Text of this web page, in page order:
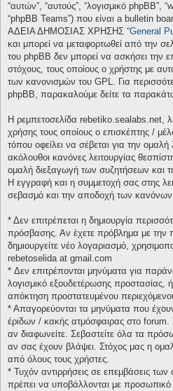
“αυτών”, “αυτούς”, “λογισμικό phpBB”,
“phpBB Teams”) που είναι a bulletin
ΑΔΕΙΑ ΔΗΜΟΣΙΑΣ ΧΡΗΣΗΣ “General
και μπορεί να μεταφορτωθεί από την
του phpBB δεν μπορεί να ασκήσει την
στόχους, τους οποίους ο χρήστης με
των κανονισμών του GPL. Για
phpBB, παρακαλούμε δείτε τα
Η ρεμπετοσελίδα rebetiko.sealabs.net,
χρήσης τους οποίους ο επισκέπτης /
τόπου οφείλει να σέβεται για την ομαλή
ακόλουθοι κανόνες λειτουργίας
ομαλή διεξαγωγή των συζητήσεων και
Η εγγραφή και η συμμετοχή σας στης
σεβασμό και την αποδοχή των κανόνων
* Δεν επιτρέπεται η δημιουργία
πρόσβασης. Αν έχετε πρόβλημα με
δημιουργείτε νέο λογαριασμό,
rebetoselida at gmail.com
* Δεν επιτρέπονται μηνύματα για
λογισμικό εξουδετέρωσης
απόκτηση προστατευμένου
* Απαγορεύονται τα μηνύματα που
έριδων / κακής ατμόσφαιρας στο forum.
αν διαφωνείτε. Σεβαστείτε όλα τα
αν σας έχουν βλάψει. Στόχος μας η
από όλους τους χρήστες.
* Τυχόν αντιρρήσεις σε επεμβάσεις
πρέπει να υποβάλλονται με